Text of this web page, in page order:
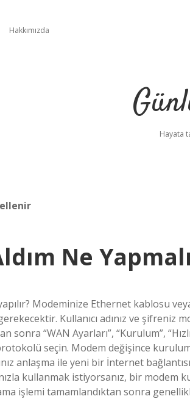
Hakkımızda
Hayata
Ne
Modeminize Ethernet kablosu
Kullanıcı adınız ve şifreniz
sonra “WAN Ayarları”, “Kurulum”,
seçin. Modem değişince
anlaşma ile yeni bir İnternet
kullanmak istiyorsanız, bir modem
işlemi tamamlandıktan sonra